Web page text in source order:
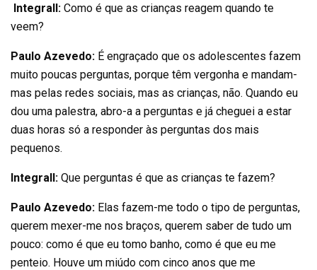
Integrall: Como é que as crianças reagem quando te
veem?
Paulo Azevedo: É engraçado que os adolescentes fazem
muito poucas perguntas, porque têm vergonha e mandam-
mas pelas redes sociais, mas as crianças, não. Quando eu
dou uma palestra, abro-a a perguntas e já cheguei a estar
duas horas só a responder às perguntas dos mais
pequenos.
Integrall: Que perguntas é que as crianças te fazem?
Paulo Azevedo: Elas fazem-me todo o tipo de perguntas,
querem mexer-me nos braços, querem saber de tudo um
pouco: como é que eu tomo banho, como é que eu me
penteio. Houve um miúdo com cinco anos que me